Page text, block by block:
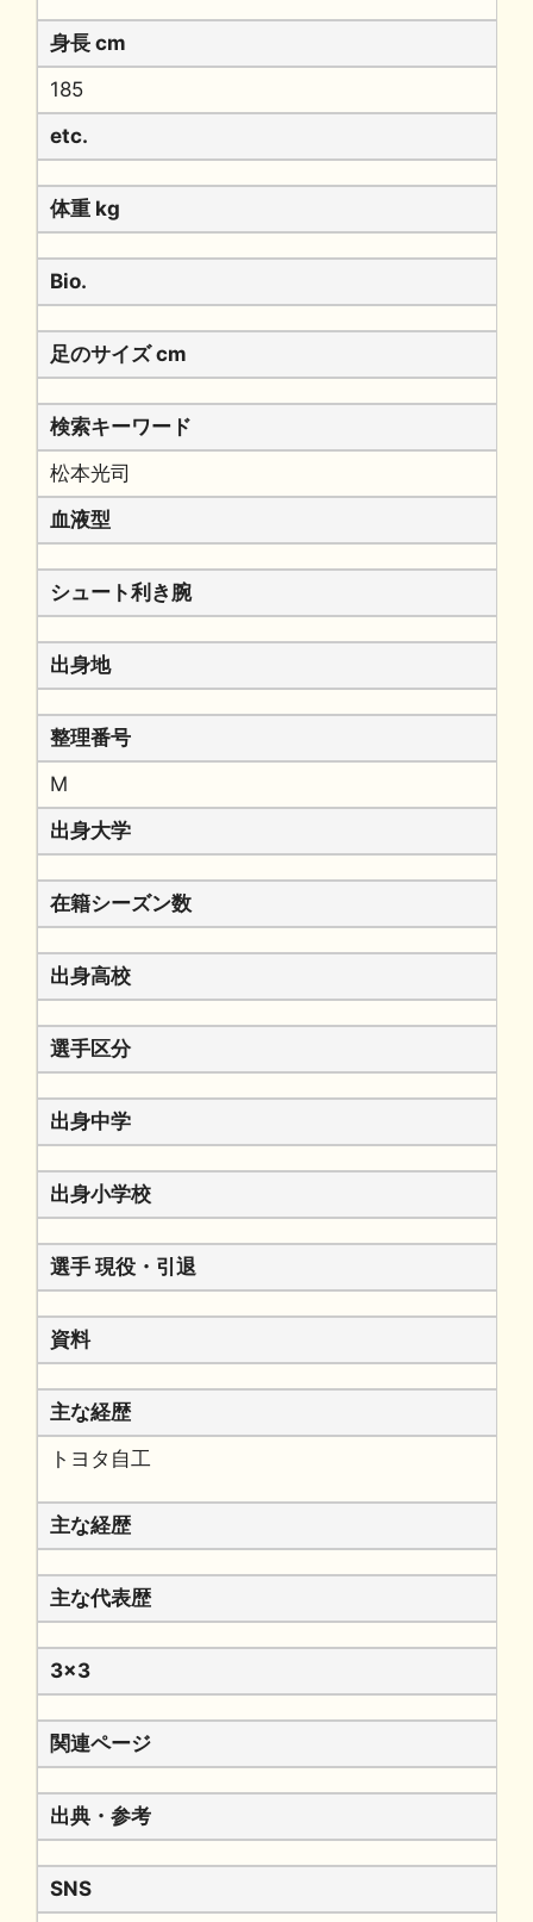
身長 cm
185
etc.
体重 kg
Bio.
足のサイズ cm
検索キーワード
松本光司
血液型
シュート利き腕
出身地
整理番号
M
出身大学
在籍シーズン数
出身高校
選手区分
出身中学
出身小学校
選手 現役・引退
資料
主な経歴
トヨタ自工
主な経歴
主な代表歴
3x3
関連ページ
出典・参考
SNS